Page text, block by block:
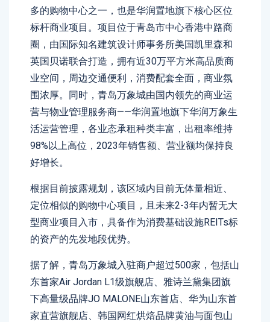
多的购物中心之一，也是华润置地旗下核心区位
标杆商业项目。项目位于青岛市中心香港中路商
圈，由国际知名建筑设计师事务所美国凯里森和
英国贝诺联合打造，拥有近30万平方米高品质商
业空间，周边交通便利，消费配套全面，商业氛
围浓厚。同时，青岛万象城由国内领先的商业运
营与物业管理服务商——华润置地旗下华润万象生
活运营管理，各业态承租种类丰富，出租率维持
98%以上高位，2023年销售额、营业额均保持良
好增长。
根据目前披露规划，该区域内目前无体量相近、
定位相似的购物中心项目，且未来2-3年内暂无大
型商业项目入市，具备作为消费基础设施REITs标
的资产的先发地段优势。
据了解，青岛万象城入驻商户超过500家，包括山
东首家Air Jordan L1级旗舰店、雅诗兰黛集团旗
下高量级品牌JO MALONE山东首店、华为山东首
家直营旗舰店、韩国网红烘焙品牌黄油与面包山